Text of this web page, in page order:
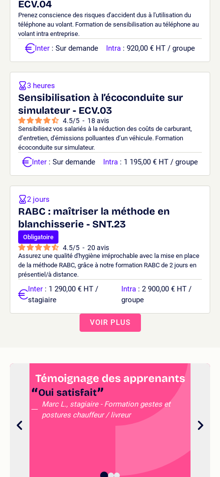
ECV.04
Prenez conscience des risques d'accident dus à l'utilisation du
téléphone au volant. Formation de sensibilisation au téléphone au
volant intra entreprise.
Inter : Sur demande Intra : 920,00 € HT / groupe
Sensibilisation à l’écoconduite sur
simulateur - ECV.03
4.5/5 - 18 avis
Sensibilisez vos salariés à la réduction des coûts de carburant,
d’entretien, d'émissions polluantes d’un véhicule. Formation
écoconduite sur simulateur.
3 heures
Inter : Sur demande Intra : 1 195,00 € HT / groupe
RABC : maîtriser la méthode en
blanchisserie - SNT.23
Obligatoire
4.5/5 - 20 avis
Assurez une qualité d'hygiène irréprochable avec la mise en place
de la méthode RABC, grâce à notre formation RABC de 2 jours en
présentiel/à distance.
2 jours
Inter : 1 290,00 € HT /
stagiaire
Intra : 2 900,00 € HT /
groupe
VOIR PLUS
Témoignage des apprenants
Oui satisfait
Marc L., stagiaire - Formation gestes et
postures chauffeur / livreur